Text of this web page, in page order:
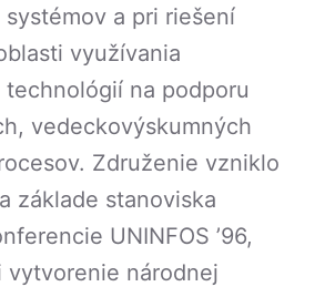
a pri riešení
využívania
na podporu
vedeckovýskumných
Združenie vzniklo
základe stanoviska
UNINFOS ’96,
vytvorenie národnej